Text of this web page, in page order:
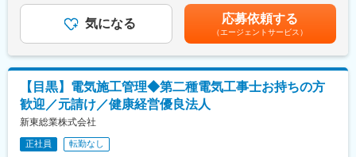
第三種電気主任技術者：3万円
第一種電気工事士：2万円
2級電気工事施工管理技士：1万円
第二種電気工事士：5000円
■当社の魅力：
≪安定性≫
2009年に設立した当社は地球環境に配慮した事業を展開してお
り、エネルギー事業、不動産業(売買・賃貸)と建設業(新築注文住
・工事監理 電気設備の積算
・品質・安全管理
■組織体制：
配属組織は現在6名体制です。
面倒見の良い先輩社員が和気あいあいと業務しています。
■業務の特徴：
夜間・突発対応は原則なし。
を通じて上下する可能性があります。月給(月額)は固定手当を含め
た表記です。気になる 応募依頼する
（エージェントサービス）
【目黒】電気施工管理◆第二種電気工事士お持ちの方
歓迎／元請け／健康経営優良法人
新東総業株式会社
正社員 転勤なし